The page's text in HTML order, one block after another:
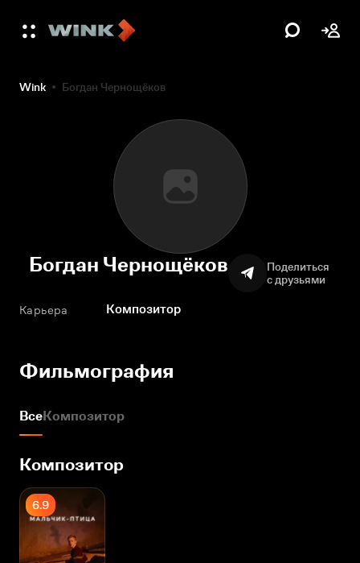
Wink Богдан Чернощёков
Богдан Чернощёков
Поделиться
с друзьями
Карьера Композитор
Фильмография
ВсеКомпозитор
Композитор
6.9